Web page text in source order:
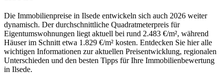
Die Immobilienpreise in Ilsede entwickeln sich auch 2026 weiter
dynamisch. Der durchschnittliche Quadratmeterpreis für
Eigentumswohnungen liegt aktuell bei rund 2.483 €/m², während
Häuser im Schnitt etwa 1.829 €/m² kosten. Entdecken Sie hier alle
wichtigen Informationen zur aktuellen Preisentwicklung, regionalen
Unterschieden und den besten Tipps für Ihre Immobilienbewertung
in Ilsede.